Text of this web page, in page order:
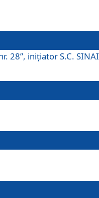
28”, iniţiator S.C.